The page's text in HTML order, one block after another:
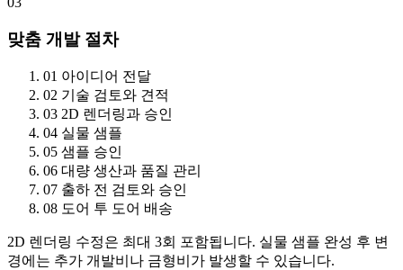
맞춤 개발 절차
01 아이디어 전달
02 기술 검토와 견적
03 2D 렌더링과 승인
04 실물 샘플
05 샘플 승인
06 대량 생산과 품질 관리
07 출하 전 검토와 승인
08 도어 투 도어 배송
2D 렌더링 수정은 최대 3회 포함됩니다. 실물 샘플 완성 후 변
경에는 추가 개발비나 금형비가 발생할 수 있습니다.